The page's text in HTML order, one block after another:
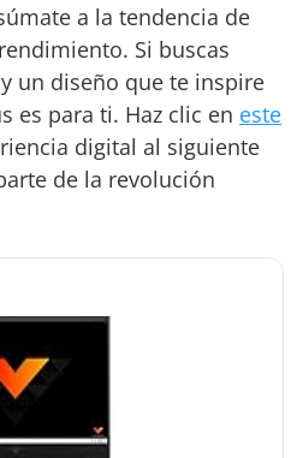
a la tendencia de
Si buscas
un diseño que te inspire
es para ti. Haz clic en este
digital al siguiente
de la revolución